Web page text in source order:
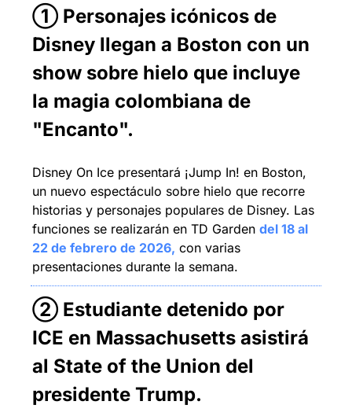
① Personajes icónicos de
Disney llegan a Boston con un
show sobre hielo que incluye
la magia colombiana de
"Encanto".
Disney On Ice presentará ¡Jump In! en Boston,
un nuevo espectáculo sobre hielo que recorre
historias y personajes populares de Disney. Las
funciones se realizarán en TD Garden del 18 al
22 de febrero de 2026, con varias
presentaciones durante la semana.
② Estudiante detenido por
ICE en Massachusetts asistirá
al State of the Union del
presidente Trump.